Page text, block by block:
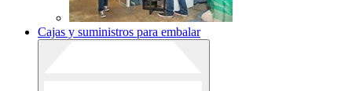
Cajas y suministros para embalar